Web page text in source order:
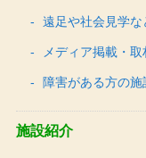
遠足や社会見学
メディア掲載・
障害がある方の
施設紹介